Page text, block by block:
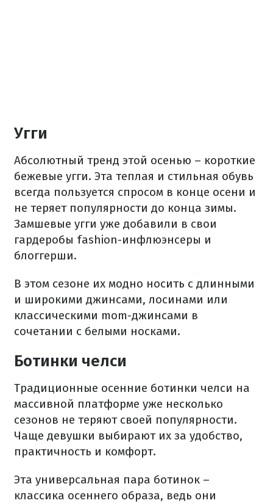
Угги
Абсолютный тренд этой осенью – короткие
бежевые угги. Эта теплая и стильная обувь
всегда пользуется спросом в конце осени и
не теряет популярности до конца зимы.
Замшевые угги уже добавили в свои
гардеробы fashion-инфлюэнсеры и
блоггерши.
В этом сезоне их модно носить с длинными
и широкими джинсами, лосинами или
классическими mom-джинсами в
сочетании с белыми носками.
Ботинки челси
Традиционные осенние ботинки челси на
массивной платформе уже несколько
сезонов не теряют своей популярности.
Чаще девушки выбирают их за удобство,
практичность и комфорт.
Эта универсальная пара ботинок –
классика осеннего образа, ведь они